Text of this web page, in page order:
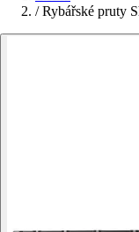
/ Rybářské pruty